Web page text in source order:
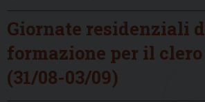
Giornate residenziali
formazione per il
(31/08-03/09)